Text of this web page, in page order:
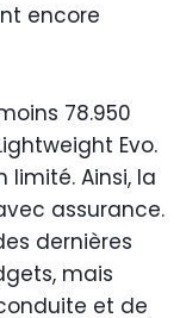
encore
78.950
Evo.
limité. Ainsi, la
assurance.
dernières
mais
et de